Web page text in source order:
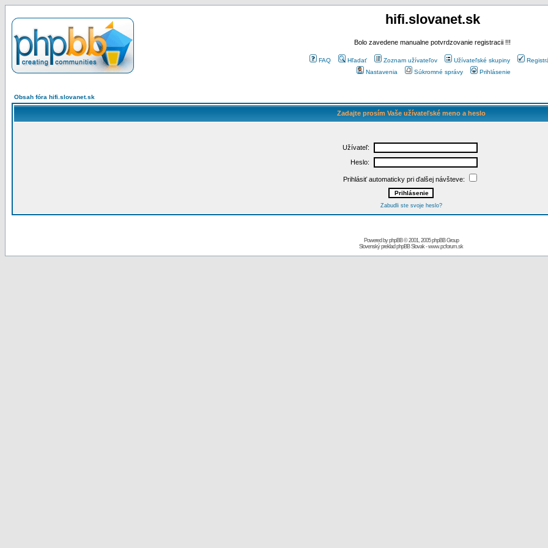
hifi.slovanet.sk
Bolo zavedene manualne potvrdzovanie registracii !!!
FAQ Hľadať Zoznam užívateľov Užívateľské skupiny
Nastavenia
Súkromné správy Prihlásenie
Obsah fóra hifi.slovanet.sk
Zadajte prosím Vaše užívateľské meno a heslo
Užívateľ:
Heslo:
Prihlásiť automaticky pri ďalšej návšteve:
Zabudli ste svoje heslo?
Powered byphpBB© 2001, 2005 phpBB Group
Slovenský preklad phpBB Slovak-www.pcforum.sk